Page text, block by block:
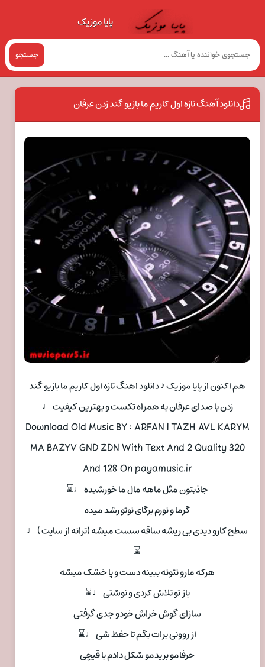
پایا موزیک
جستجو
دانلود آهنگ تازه اول کاریم ما بازیو گند زدن عرفان
هم اکنون از پایا موزیک ♪ دانلود اهنگ تازه اول کاریم ما بازیو گند
زدن با صدای عرفان به همراه تکست و بهترین کیفیت ♩
Download Old Music BY : ARFAN | TAZH AVL KARYM
MA BAZYV GND ZDN With Text And 2 Quality 320
And 128 On payamusic.ir
جاذبتون مثل ماهه مال ما خورشیده ♩⌛
گرما و نورم برگای نوتو رشد میده
سطح کارو دیدی بی ریشه ساقه سست میشه (ترانه از سایت ) ♩
⌛
هرکه مارو نتونه ببینه دست و پا خشک میشه
باز تو تلاش کردی و نوشتی ♩⌛
سازای گوش خراش خودو جدی گرفتی
از روونی برات بگم تا حفظ شی ♩⌛
حرفامو بریدمو شکل دادم با قیچی